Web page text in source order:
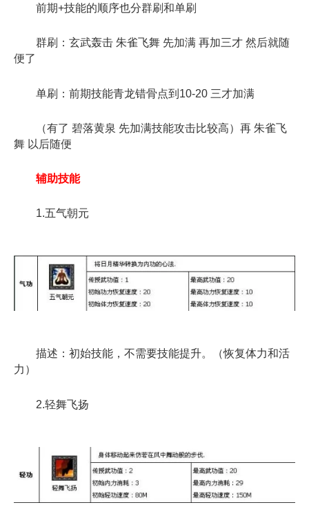
前期+技能的顺序也分群刷和单刷
群刷：玄武轰击 朱雀飞舞 先加满 再加三才 然后就随
便了
单刷：前期技能青龙错骨点到10-20 三才加满
（有了 碧落黄泉 先加满技能攻击比较高）再 朱雀飞
舞 以后随便
辅助技能
1.五气朝元
描述：初始技能，不需要技能提升。（恢复体力和活
力）
2.轻舞飞扬